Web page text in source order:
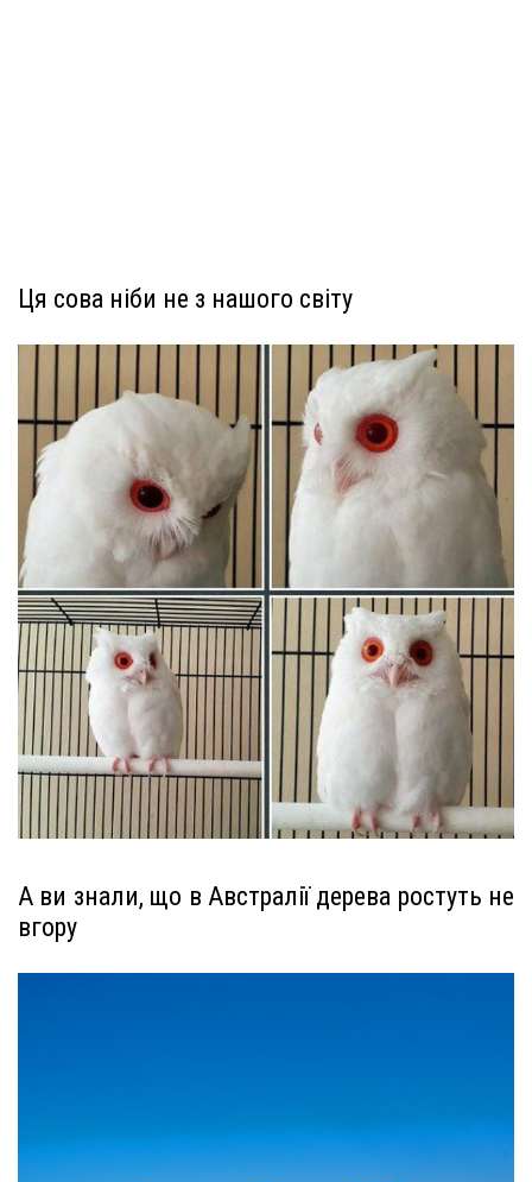
Ця сова ніби не з нашого світу
А ви знали, що в Австралії дерева ростуть не
вгору